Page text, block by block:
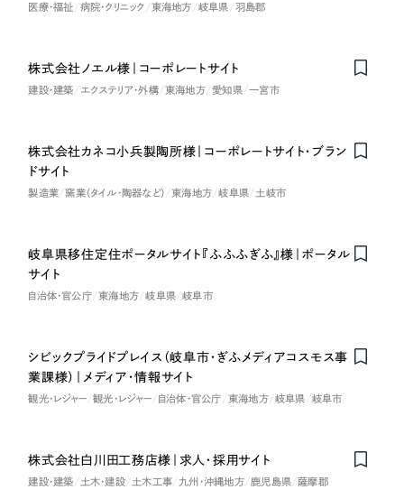
医療・福祉 病院・クリニック 東海地方 岐阜県 羽島郡
株式会社ノエル様｜コーポレートサイト
建設・建築 エクステリア・外構 東海地方 愛知県 一宮市
Nominee
株式会社カネコ小兵製陶所様｜コーポレートサイト・ブラン
ドサイト
製造業 窯業（タイル・陶器など） 東海地方 岐阜県 土岐市
岐阜県移住定住ポータルサイト『ふふふぎふ』様｜ポータル
サイト
自治体・官公庁 東海地方 岐阜県 岐阜市
シビックプライドプレイス（岐阜市・ぎふメディアコスモス事
業課様）｜メディア・情報サイト
観光・レジャー 観光・レジャー 自治体・官公庁 東海地方 岐阜県 岐阜市
株式会社白川田工務店様｜求人・採用サイト
建設・建築 土木・建設 土木工事 九州・沖縄地方 鹿児島県 薩摩郡